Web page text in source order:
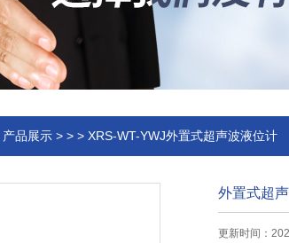
产品展示 > > > XRS-WT-YWJ外置式超声波液位计
外置式超
更新时间：